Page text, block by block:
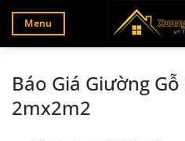
Bỏ
qua
nội
dung
Menu
Báo Giá Giường
2mx2m2